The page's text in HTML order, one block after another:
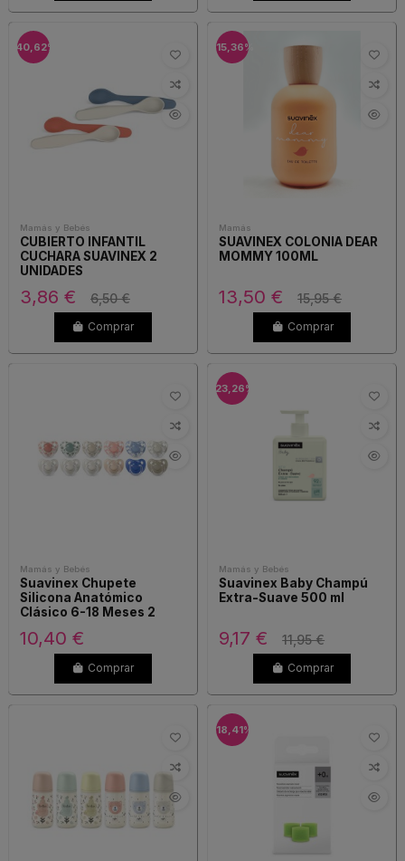
-40,62%
Mamás y Bebés
CUBIERTO INFANTIL
CUCHARA SUAVINEX 2
UNIDADES
3,86 € 6,50 €
Comprar
-15,36%
Mamás
SUAVINEX COLONIA DEAR
MOMMY 100ML
13,50 € 15,95 €
Comprar
Mamás y Bebés
Suavinex Chupete
Silicona Anatómico
Clásico 6-18 Meses 2
10,40 €
Comprar
-23,26%
Mamás y Bebés
Suavinex Baby Champú
Extra-Suave 500 ml
9,17 € 11,95 €
Comprar
-18,41%